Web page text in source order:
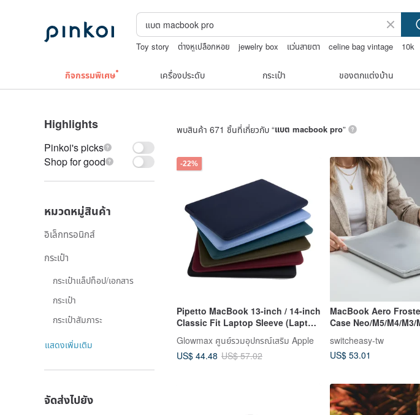
Toy story ต่างหูเปลือกหอย jewelry box แว่นสายตา celine bag vintage
10k
กิจกรรมพิเศษ เครื่องประดับ กระเป๋า ของตกแต่งบ้าน
Highlights
Pinkoi's picks
Shop for good
หมวดหมู่สินค้า
อิเล็กทรอนิกส์
กระเป๋า
กระเป๋าแล็ปท็อป/เอกสาร
กระเป๋า
กระเป๋าสัมภาระ
แสดงเพิ่มเติม
จัดส่งไปยัง
พบสินค้า 671 ชิ้นที่เกี่ยวกับ “แบต macbook pro”
-22%
Pipetto MacBook 13-inch / 14-inch
Classic Fit Laptop Sleeve (Laptop
Glowmax ศูนย์รวมอุปกรณ์เสริม Apple
US$ 44.48 US$ 57.02
MacBook Aero
Case Neo/M5/M4/M3/
switcheasy-tw
US$ 53.01